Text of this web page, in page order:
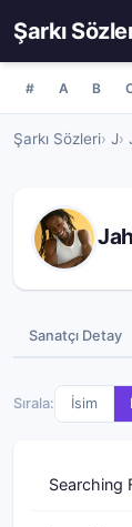
Şarkı
# A B
Şarkı Sözleri J
Sanatçı Detay
Sırala: İsim
Searching